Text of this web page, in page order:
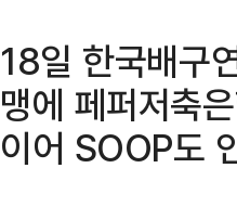
18일 한국배구
맹에 페퍼저축
이어 SOOP도